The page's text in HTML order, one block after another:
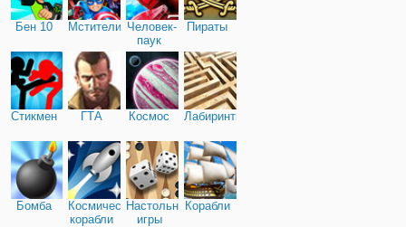
Бен 10 Мстители Человек-
паук
Пираты
Стикмен ГТА Космос Лабиринты
Бомба
Космические
корабли
Настольные
игры
Корабли